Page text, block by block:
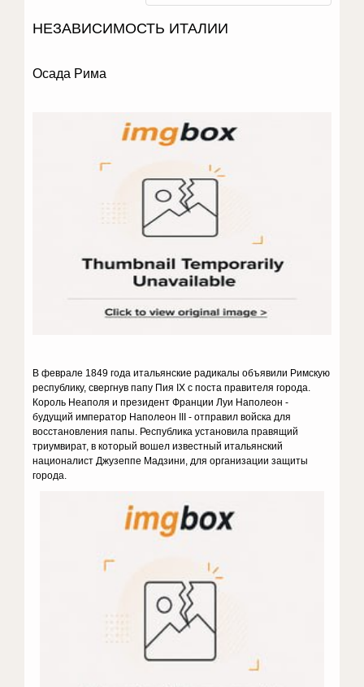
НЕЗАВИСИМОСТЬ ИТАЛИИ
Осада Рима
В феврале 1849 года итальянские радикалы объявили Римскую
республику, свергнув папу Пия IX с поста правителя города.
Король Неаполя и президент Франции Луи Наполеон -
будущий император Наполеон III - отправил войска для
восстановления папы. Республика установила правящий
триумвират, в который вошел известный итальянский
националист Джузеппе Мадзини, для организации защиты
города.